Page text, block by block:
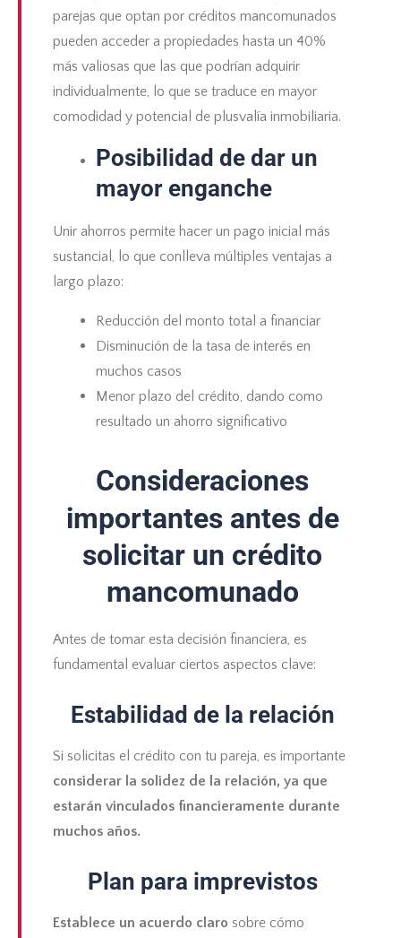
parejas que optan por créditos mancomunados
pueden acceder a propiedades hasta un 40%
más valiosas que las que podrían adquirir
individualmente, lo que se traduce en mayor
comodidad y potencial de plusvalía inmobiliaria.
Posibilidad de dar un
mayor enganche
Unir ahorros permite hacer un pago inicial más
sustancial, lo que conlleva múltiples ventajas a
largo plazo:
Reducción del monto total a financiar
Disminución de la tasa de interés en
muchos casos
Menor plazo del crédito, dando como
resultado un ahorro significativo
Consideraciones
importantes antes de
solicitar un crédito
mancomunado
Antes de tomar esta decisión financiera, es
fundamental evaluar ciertos aspectos clave:
Estabilidad de la relación
Si solicitas el crédito con tu pareja, es importante
considerar la solidez de la relación, ya que
estarán vinculados financieramente durante
muchos años.
Plan para imprevistos
Establece un acuerdo claro sobre cómo